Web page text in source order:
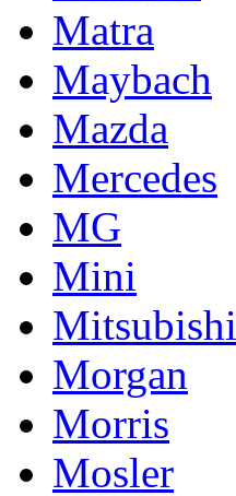
Matra
Maybach
Mazda
Mercedes
MG
Mini
Mitsubishi
Morgan
Morris
Mosler